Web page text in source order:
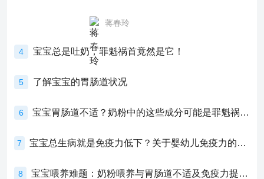
蒋春玲
4 宝宝总是吐奶，罪魁祸首竟然是它！
5 了解宝宝的胃肠道状况
6 宝宝胃肠道不适？奶粉中的这些成分可能是罪魁祸首！
7 宝宝总生病就是免疫力低下？关于婴幼儿免疫力的真相，家长必须了解！
8 宝宝喂养难题：奶粉喂养与胃肠道不适及免疫力提升的奥秘